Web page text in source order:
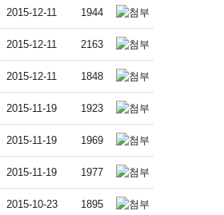
2015-12-11 1944
2015-12-11 2163
2015-12-11 1848
2015-11-19 1923
2015-11-19 1969
2015-11-19 1977
2015-10-23 1895